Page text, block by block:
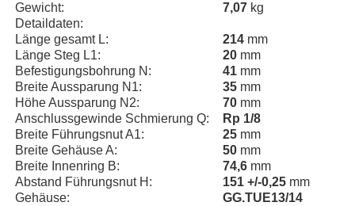
Gewicht:
7,07 kg
Detaildaten:
Länge gesamt L:
214 mm
Länge Steg L1:
20 mm
Befestigungsbohrung N:
41 mm
Breite Aussparung N1:
35 mm
Höhe Aussparung N2:
70 mm
Anschlussgewinde Schmierung Q:
Rp 1/8
Breite Führungsnut A1:
25 mm
Breite Gehäuse A:
50 mm
Breite Innenring B:
74,6 mm
Abstand Führungsnut H:
151 +/-0,25 mm
Gehäuse:
GG.TUE13/14